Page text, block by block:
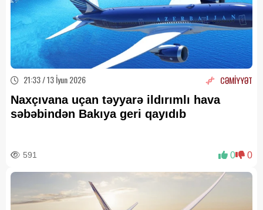
21:33 / 13 İyun 2026 CƏMİYYƏT
Naxçıvana uçan təyyarə ildırımlı hava
səbəbindən Bakıya geri qayıdıb
591 0 0